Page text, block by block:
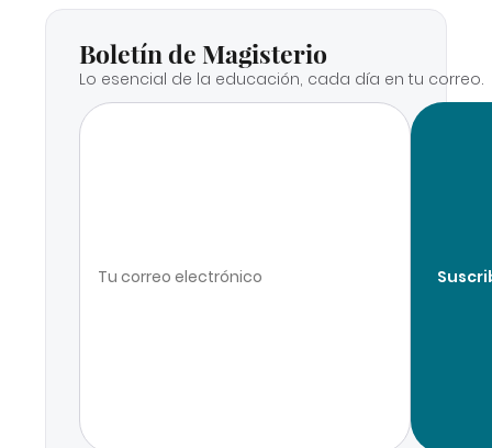
Boletín de Magisterio
Lo esencial de la educación, cada día en tu correo.